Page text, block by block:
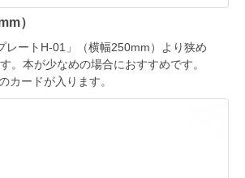
）
レートH-01」（横幅250mm）より狭め
。本が少なめの場合におすすめです。
カードが入ります。